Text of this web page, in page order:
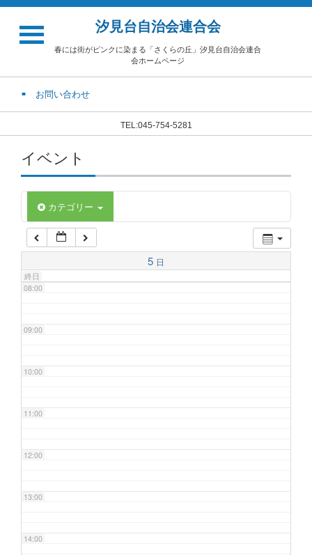
汐見台自治会連合会
春には街がピンクに染まる「さくらの丘」汐見台自治会連合
会ホームページ
お問い合わせ
TEL:045-754-5281
イベント
カテゴリー
5 日
終日
02:00
03:00
05:00
06:00
07:00
08:00
09:00
10:00
11:00
12:00
13:00
14:00